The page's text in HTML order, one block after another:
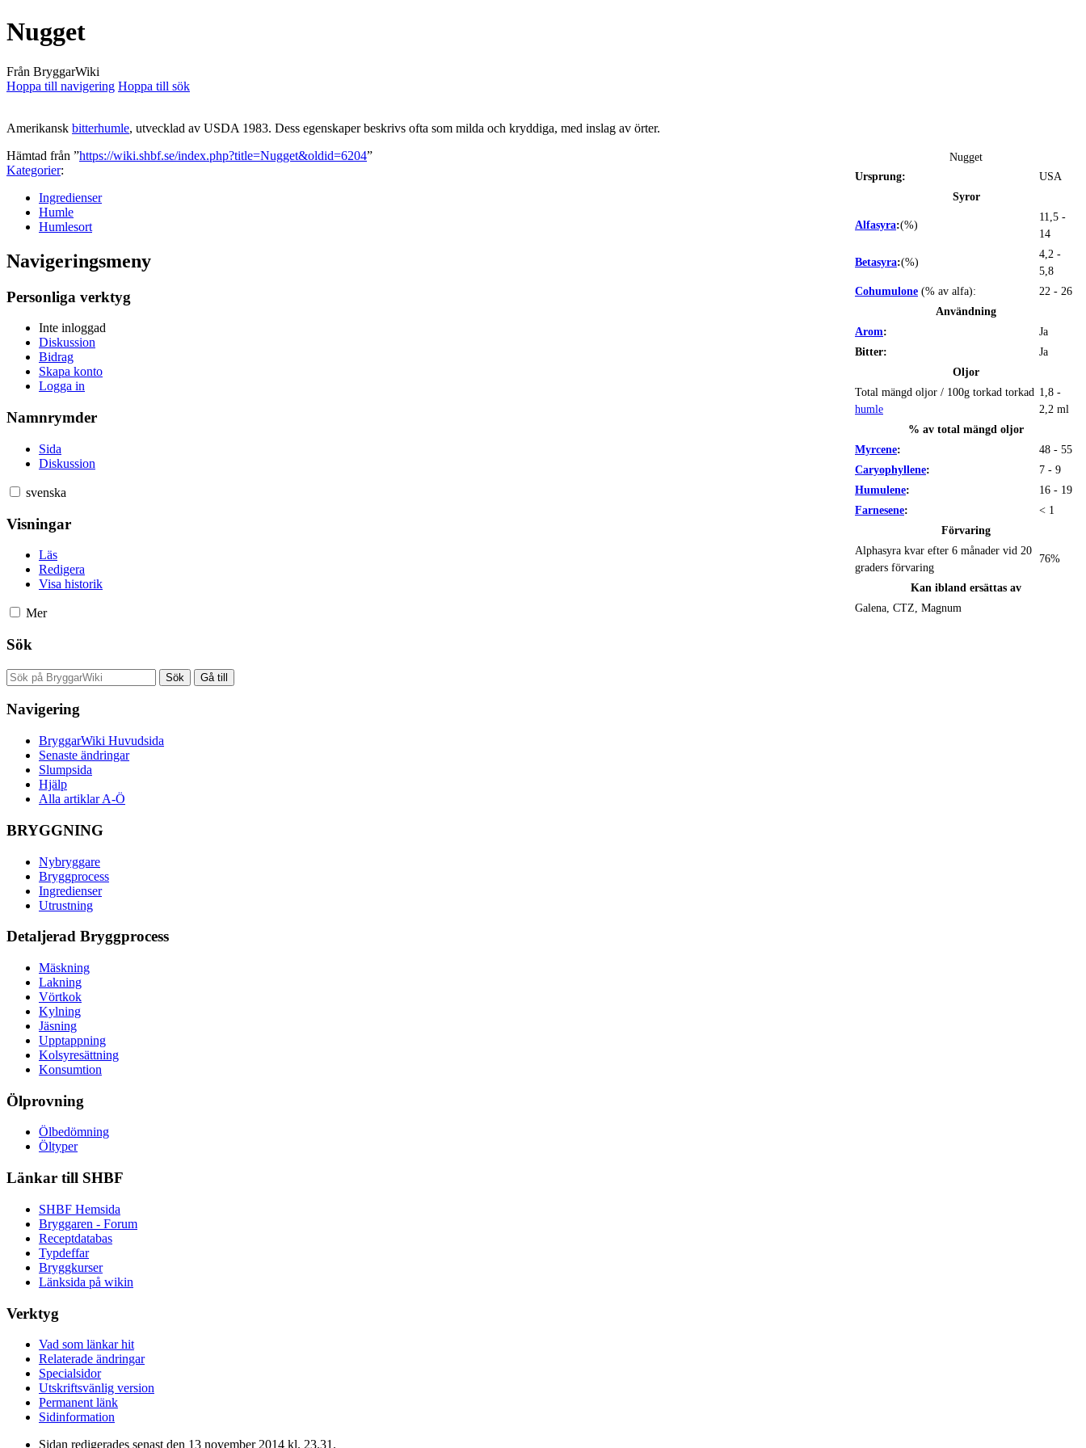
Nugget
Från BryggarWiki
Hoppa till navigering Hoppa till sök
Amerikansk bitterhumle, utvecklad av USDA 1983. Dess egenskaper beskrivs ofta som milda och kryddiga, med inslag av örter.
Nugget
Ursprung:
USA
Syror
Alfasyra:(%)
11,5 -
14
Betasyra:(%)
4,2 -
5,8
Cohumulone (% av alfa):
22 - 26
Användning
Arom:
Ja
Bitter:
Ja
Oljor
Total mängd oljor / 100g torkad torkad
humle
1,8 -
2,2 ml
% av total mängd oljor
Myrcene:
48 - 55
Caryophyllene:
7 - 9
Humulene:
16 - 19
Farnesene:
< 1
Förvaring
Alphasyra kvar efter 6 månader vid 20
graders förvaring
76%
Kan ibland ersättas av
Galena, CTZ, Magnum
Hämtad från ”https://wiki.shbf.se/index.php?title=Nugget&oldid=6204”
Kategorier:
Ingredienser
Humle
Humlesort
Navigeringsmeny
Personliga verktyg
Inte inloggad
Diskussion
Bidrag
Skapa konto
Logga in
Namnrymder
Sida
Diskussion
svenska
Visningar
Läs
Redigera
Visa historik
Mer
Sök
Navigering
BryggarWiki Huvudsida
Senaste ändringar
Slumpsida
Hjälp
Alla artiklar A-Ö
BRYGGNING
Nybryggare
Bryggprocess
Ingredienser
Utrustning
Detaljerad Bryggprocess
Mäskning
Lakning
Vörtkok
Kylning
Jäsning
Upptappning
Kolsyresättning
Konsumtion
Ölprovning
Ölbedömning
Öltyper
Länkar till SHBF
SHBF Hemsida
Bryggaren - Forum
Receptdatabas
Typdeffar
Bryggkurser
Länksida på wikin
Verktyg
Vad som länkar hit
Relaterade ändringar
Specialsidor
Utskriftsvänlig version
Permanent länk
Sidinformation
Sidan redigerades senast den 13 november 2014 kl. 23.31.